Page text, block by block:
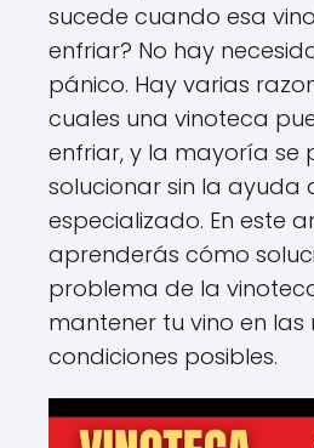
sucede cuando esa
enfriar? No hay
pánico. Hay varias
cuales una vinoteca
enfriar, y la mayoría se
solucionar sin la ayuda
especializado. En este
aprenderás cómo
problema de la
mantener tu vino en las
condiciones posibles.